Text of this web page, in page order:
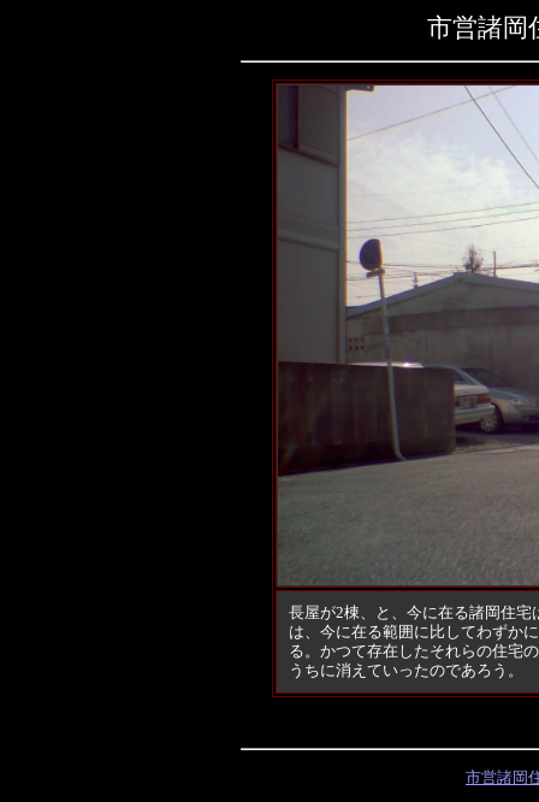
市営諸岡
長屋が2棟、と、今に在る諸岡住
は、今に在る範囲に比してわずか
る。かつて存在したそれらの住宅
うちに消えていったのであろう。
市営諸岡